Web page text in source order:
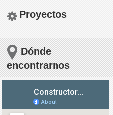
Proyectos
Dónde
encontrarnos